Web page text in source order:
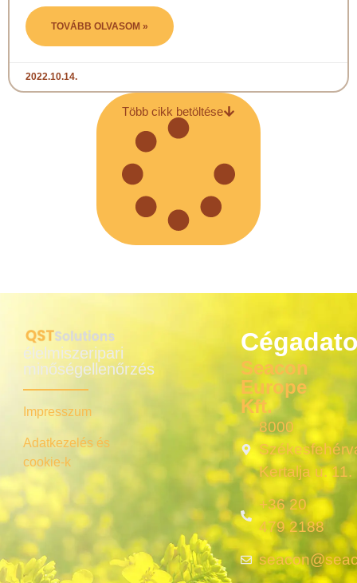
TOVÁBB OLVASOM »
2022.10.14.
Több cikk betöltése
élelmiszeripari
minőségellenőrzés
Impresszum
Adatkezelés és
cookie-k
Seacon
Europe
Kft.
8000
Kertalja u. 11.
+36 20
479 2188